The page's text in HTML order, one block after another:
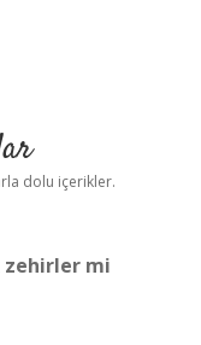
dolu içerikler.
zehirler mi